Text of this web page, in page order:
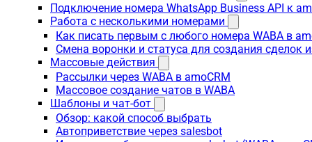
Подключение номера WhatsApp Business API к
Работа с несколькими номерами
Как писать первым с любого номера WABA в
Смена воронки и статуса для создания сделок
Массовые действия
Рассылки через WABA в amoCRM
Массовое создание чатов в WABA
Шаблоны и чат-бот
Обзор: какой способ выбрать
Автоприветствие через salesbot